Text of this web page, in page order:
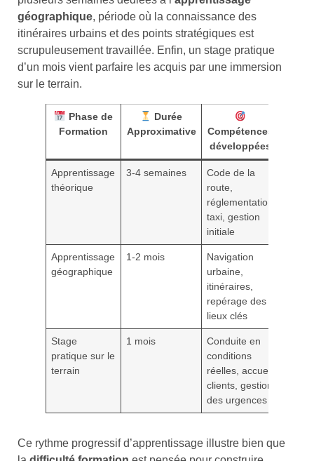
géographique, période où la connaissance des
itinéraires urbains et des points stratégiques est
scrupuleusement travaillée. Enfin, un stage pratique
d’un mois vient parfaire les acquis par une immersion
sur le terrain.
Phase de
Formation
Durée
Approximative
Compétences
développées
Apprentissage
théorique
3-4 semaines
Code de la
route,
réglementation
taxi, gestion
initiale
Apprentissage
géographique
1-2 mois
Navigation
urbaine,
itinéraires,
repérage des
lieux clés
Stage
pratique sur le
terrain
1 mois
Conduite en
conditions
réelles, accueil
clients, gestion
des urgences
Ce rythme progressif d’apprentissage illustre bien que